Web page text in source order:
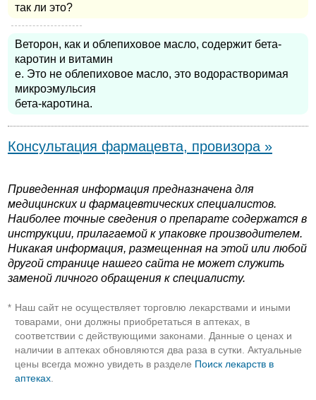
так ли это?
Веторон, как и облепиховое масло, содержит бета-
каротин и витамин
е. Это не облепиховое масло, это водорастворимая
микроэмульсия
бета-каротина.
Консультация фармацевта, провизора »
Приведенная информация предназначена для
медицинских и фармацевтических специалистов.
Наиболее точные сведения о препарате содержатся в
инструкции, прилагаемой к упаковке производителем.
Никакая информация, размещенная на этой или любой
другой странице нашего сайта не может служить
заменой личного обращения к специалисту.
* Наш сайт не осуществляет торговлю лекарствами и иными
товарами, они должны приобретаться в аптеках, в
соответствии с действующими законами. Данные о ценах и
наличии в аптеках обновляются два раза в сутки. Актуальные
цены всегда можно увидеть в разделе Поиск лекарств в
аптеках